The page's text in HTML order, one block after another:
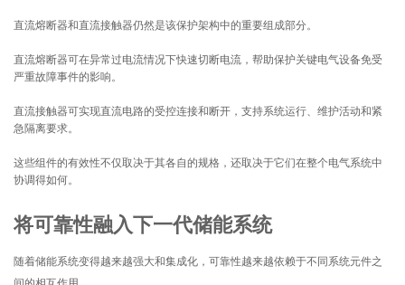
直流熔断器和直流接触器仍然是该保护架构中的重要组成部分。
直流熔断器可在异常过电流情况下快速切断电流，帮助保护关键电气设备免受
严重故障事件的影响。
直流接触器可实现直流电路的受控连接和断开，支持系统运行、维护活动和紧
急隔离要求。
这些组件的有效性不仅取决于其各自的规格，还取决于它们在整个电气系统中
协调得如何。
将可靠性融入下一代储能系统
随着储能系统变得越来越强大和集成化，可靠性越来越依赖于不同系统元件之